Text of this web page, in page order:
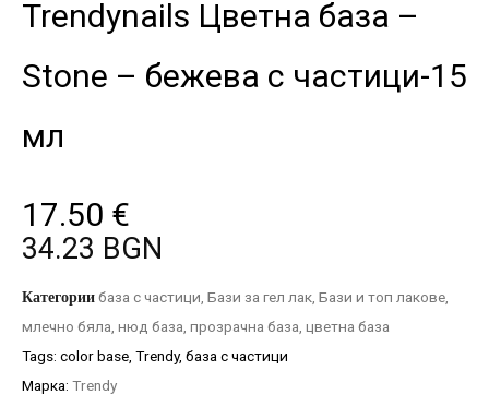
Trendynails Цветна база –
Stone – бежева с частици-15
мл
17.50 €
34.23 BGN
Категориибаза с частици Бази за гел лак Бази и топ лакове
млечно бяла нюд база прозрачна база цветна база
Tags: color base Trendy, база с частици
Марка: Trendy